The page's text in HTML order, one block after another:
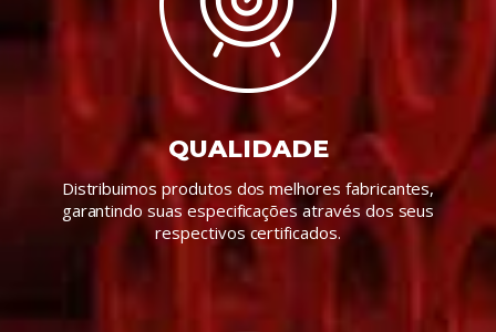
QUALIDADE
Distribuimos produtos dos melhores fabricantes,
garantindo suas especificações através dos seus
respectivos certificados.